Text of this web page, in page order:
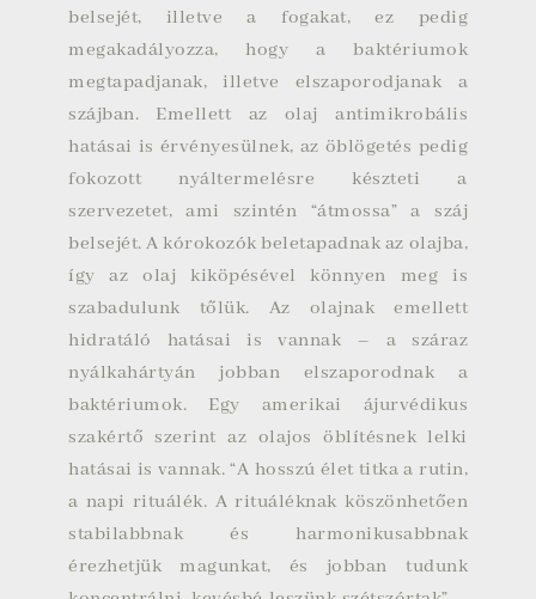
belsejét, illetve a fogakat, ez pedig
megakadályozza, hogy a baktériumok
megtapadjanak, illetve elszaporodjanak a
szájban. Emellett az olaj antimikrobális
hatásai is érvényesülnek, az öblögetés pedig
fokozott nyáltermelésre készteti a
szervezetet, ami szintén “átmossa” a száj
belsejét. A kórokozók beletapadnak az olajba,
így az olaj kiköpésével könnyen meg is
szabadulunk tőlük. Az olajnak emellett
hidratáló hatásai is vannak – a száraz
nyálkahártyán jobban elszaporodnak a
baktériumok. Egy amerikai ájurvédikus
szakértő szerint az olajos öblítésnek lelki
hatásai is vannak. “A hosszú élet titka a rutin,
a napi rituálék. A rituáléknak köszönhetően
stabilabbnak és harmonikusabbnak
érezhetjük magunkat, és jobban tudunk